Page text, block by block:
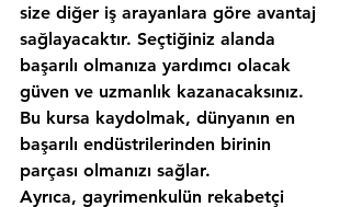
size diğer iş arayanlara göre avantaj
sağlayacaktır. Seçtiğiniz alanda
başarılı olmanıza yardımcı olacak
güven ve uzmanlık kazanacaksınız.
Bu kursa kaydolmak, dünyanın en
başarılı endüstrilerinden birinin
parçası olmanızı sağlar.
Ayrıca, gayrimenkulün rekabetçi